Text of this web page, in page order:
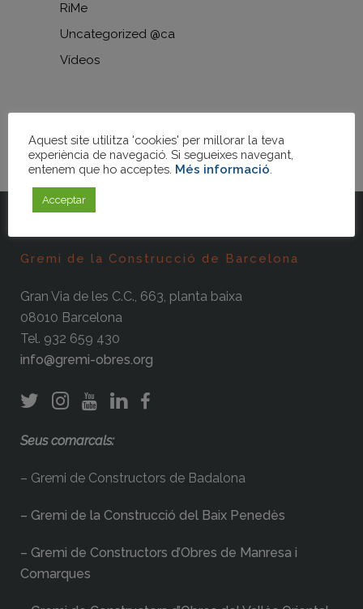
RiMe
Uncategorized @ca
Vídeos
Gremi de la Construcció de Barcelona
Gran Via de les C.C., 663, planta baixa
08010 Barcelona
Tel. 932 659 430
info@gremi-obres.org
Seus comarcals:
– Gremi de Constructors de Badalona
– Gremi de la Construcció del Baix Penedès
– Gremi de Constructors d’Obres de Manresa i
Comarques
Aquest site utilitza 'cookies' per millorar la teva
experiència de navegació. Si segueixes navegant,
entenem que ho acceptes. Més informació
Acceptar